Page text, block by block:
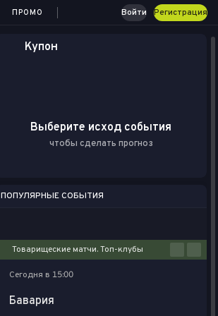
ПРОМО Войти Регистрация
Купон
Выберите исход события
чтобы сделать прогноз
ПОПУЛЯРНЫЕ СОБЫТИЯ
Товарищеские матчи. Топ-клубы
Сегодня в 15:00
Бавария